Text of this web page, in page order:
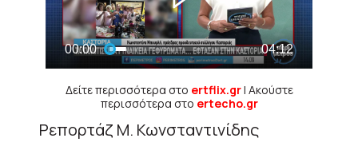
Δείτε περισσότερα στο ertflix.gr| Ακούστε
περισσότερα στο ertecho.gr
Ρεπορτάζ Μ. Κωνσταντινίδης